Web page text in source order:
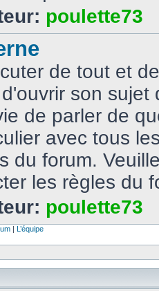
poulette73
de tout et
son sujet
de parler de
avec tous
du forum.
les règles du
poulette73
| L’équipe